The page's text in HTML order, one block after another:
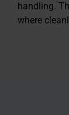
handling.
where